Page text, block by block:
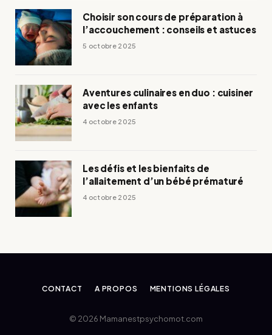
Choisir son cours de préparation à
l’accouchement : conseils et astuces
5 octobre 2025
Aventures culinaires en duo : cuisiner
avec les enfants
4 octobre 2025
Les défis et les bienfaits de
l’allaitement d’un bébé prématuré
4 octobre 2025
CONTACT A PROPOS MENTIONS LÉGALES
© 2026 Mamanestpsychomot.com